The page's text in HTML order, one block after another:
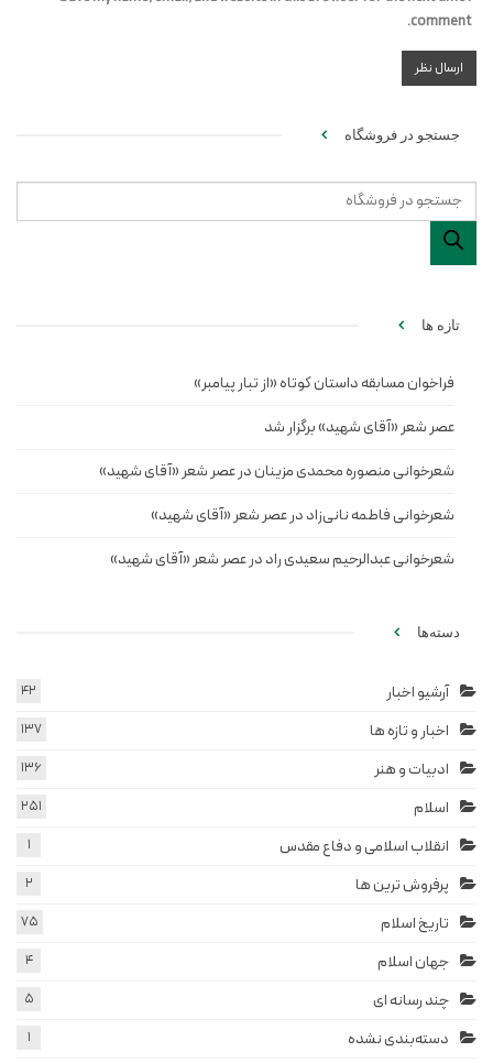
comment.
جستجو در فروشگاه
Products
search
تازه ها
فراخوان مسابقه داستان کوتاه «از تبار پیامبر»
عصر شعر «آقای شهید» برگزار شد
شعرخوانی منصوره محمدی مزینان در عصر شعر «آقای شهید»
شعرخوانی فاطمه نانی‌زاد در عصر شعر «آقای شهید»
شعرخوانی عبدالرحیم سعیدی راد در عصر شعر «آقای شهید»
دسته‌ها
آرشیو اخبار 42
اخبار و تازه ها 137
ادبیات و هنر 136
اسلام 251
انقلاب اسلامی و دفاع مقدس 1
پرفروش ترین ها 2
تاریخ اسلام 75
جهان اسلام 4
چند رسانه ای 5
دسته‌بندی نشده 1